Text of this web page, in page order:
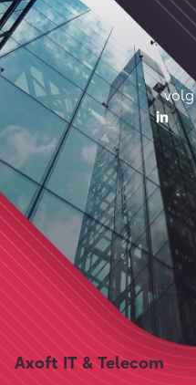
Axoft IT & Telecom